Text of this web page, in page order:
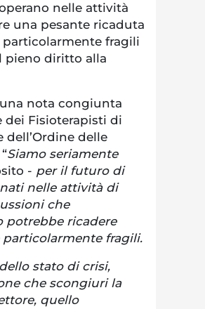
nelle attività
una pesante ricaduta
particolarmente fragili
pieno diritto alla
nota congiunta
dei Fisioterapisti di
dell’Ordine delle
Siamo seriamente
- per il futuro di
nelle attività di
che
potrebbe ricadere
particolarmente fragili.
stato di crisi,
che scongiuri la
quello